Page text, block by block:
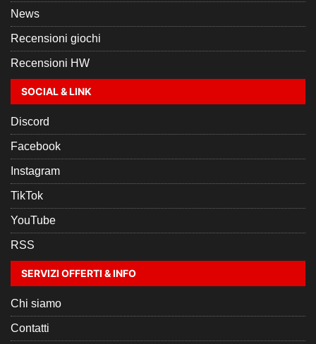
News
Recensioni giochi
Recensioni HW
SOCIAL & LINK
Discord
Facebook
Instagram
TikTok
YouTube
RSS
SERVIZI OFFERTI & INFO
Chi siamo
Contatti